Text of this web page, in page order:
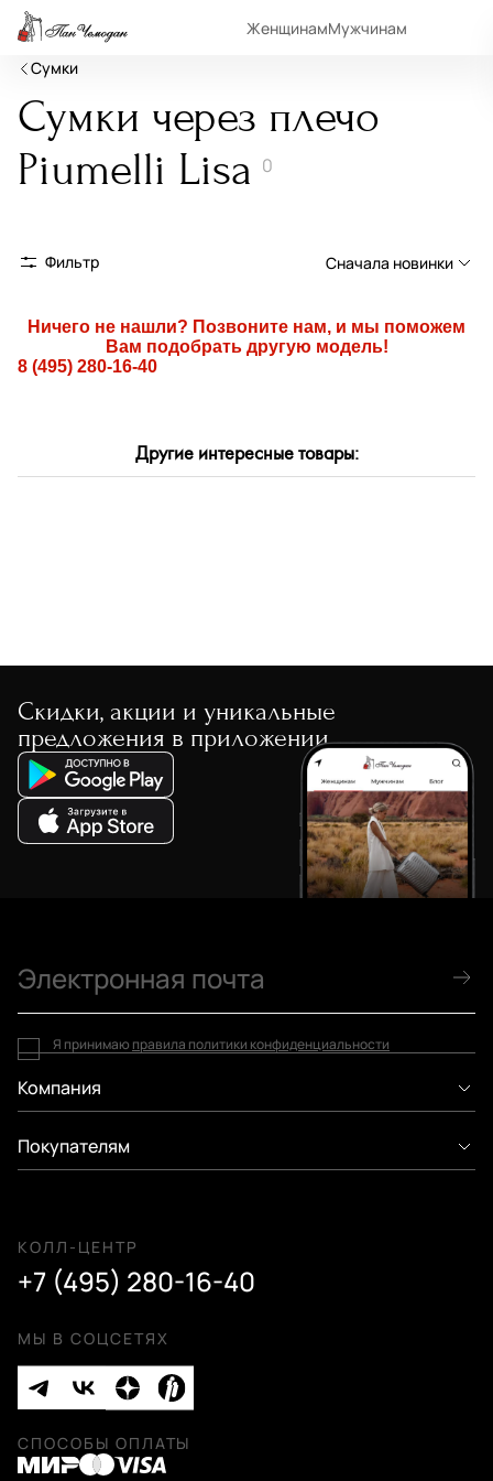
ЖенщинамМужчинам
Сумки
Сумки через плечо
Piumelli Lisa 0
Фильтр Сначала новинки
Сначала новинки
Сначала популярные
По размеру скидки
Ничего не нашли? Позвоните нам, и мы поможем
Вам подобрать другую модель!
8 (495) 280-16-40
Другие интересные товары:
Скидки, акции и уникальные
предложения в приложении
Компания
Покупателям
КОЛЛ-ЦЕНТР
+7 (495) 280-16-40
МЫ В СОЦСЕТЯХ
Я принимаю правила политики конфиденциальности
СПОСОБЫ ОПЛАТЫ